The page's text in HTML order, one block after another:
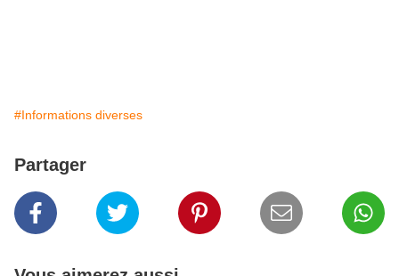
#Informations diverses
Partager